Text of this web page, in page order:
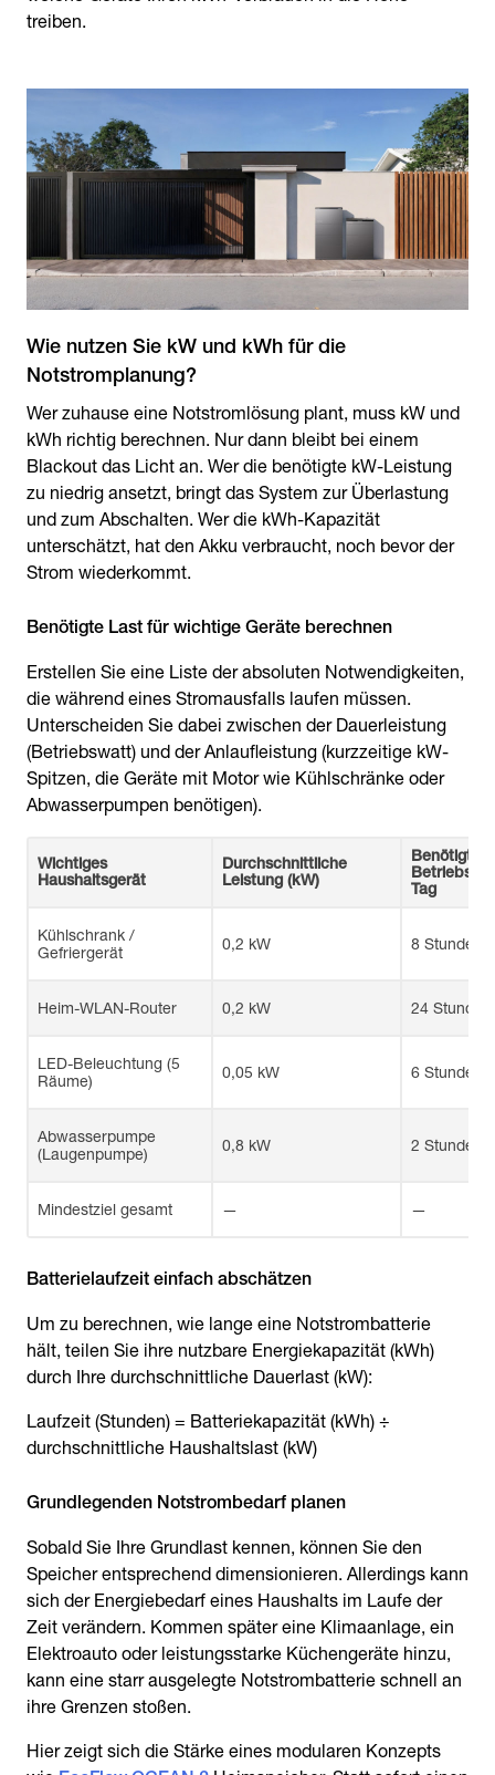
treiben.
Wie nutzen Sie kW und kWh für die
Wer zuhause eine Notstromlösung plant, muss kW und
kWh richtig berechnen. Nur dann bleibt bei einem
Blackout das Licht an. Wer die benötigte kW-Leistung
zu niedrig ansetzt, bringt das System zur Überlastung
und zum Abschalten. Wer die kWh-Kapazität
unterschätzt, hat den Akku verbraucht, noch bevor der
Strom wiederkommt.
Benötigte Last für wichtige Geräte berechnen
Erstellen Sie eine Liste der absoluten Notwendigkeiten,
die während eines Stromausfalls laufen müssen.
Unterscheiden Sie dabei zwischen der Dauerleistung
(Betriebswatt) und der Anlaufleistung (kurzzeitige kW-
Spitzen, die Geräte mit Motor wie Kühlschränke oder
Abwasserpumpen benötigen).
Wichtiges
Haushaltsgerät
Durchschnittliche
Leistung (kW)
Benötigte
Tag
Kühlschrank /
Gefriergerät
0,2 kW 8 Stunden
Heim-WLAN-Router 0,2 kW 24 Stunden
LED-Beleuchtung (5
Räume)
0,05 kW 6 Stunden
Abwasserpumpe
(Laugenpumpe)
0,8 kW 2 Stunden
Mindestziel gesamt — —
Batterielaufzeit einfach abschätzen
Um zu berechnen, wie lange eine Notstrombatterie
hält, teilen Sie ihre nutzbare Energiekapazität (kWh)
durch Ihre durchschnittliche Dauerlast (kW):
Laufzeit (Stunden) = Batteriekapazität (kWh) ÷
durchschnittliche Haushaltslast (kW)
Grundlegenden Notstrombedarf planen
Sobald Sie Ihre Grundlast kennen, können Sie den
Speicher entsprechend dimensionieren. Allerdings kann
sich der Energiebedarf eines Haushalts im Laufe der
Zeit verändern. Kommen später eine Klimaanlage, ein
Elektroauto oder leistungsstarke Küchengeräte hinzu,
kann eine starr ausgelegte Notstrombatterie schnell an
ihre Grenzen stoßen.
Hier zeigt sich die Stärke eines modularen Konzepts